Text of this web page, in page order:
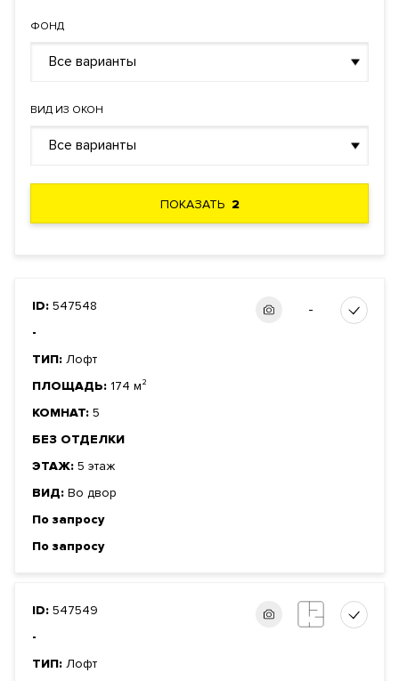
ФОНД
Все варианты
ВИД ИЗ ОКОН
Все варианты
ПОКАЗАТЬ2
ID: 547548
-
ТИП: Лофт
ПЛОЩАДЬ: 174 м²
КОМНАТ: 5
БЕЗ ОТДЕЛКИ
ЭТАЖ: 5 этаж
ВИД: Во двор
По запросу
По запросу
-
ID: 547549
-
ТИП: Лофт